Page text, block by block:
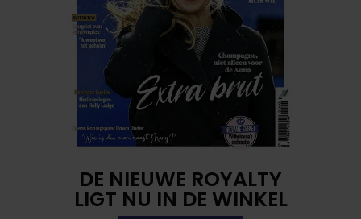
DE NIEUWE ROYALTY
LIGT NU IN DE WINKEL